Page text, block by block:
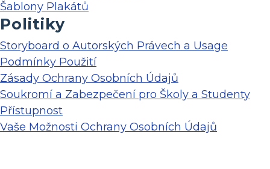
Šablony Plakátů
Politiky
Storyboard o Autorských Právech a Usage
Podmínky Použití
Zásady Ochrany Osobních Údajů
Soukromí a Zabezpečení pro Školy a Studenty
Přístupnost
Vaše Možnosti Ochrany Osobních Údajů